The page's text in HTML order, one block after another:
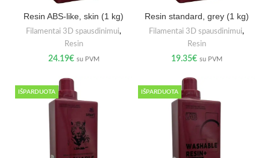
Resin ABS-like, skin (1 kg)
Filamentai 3D spausdinimui,
Resin
24.19€ su PVM
Resin standard, grey (1 kg)
Filamentai 3D spausdinimui,
Resin
19.35€ su PVM
IŠPARDUOTA IŠPARDUOTA